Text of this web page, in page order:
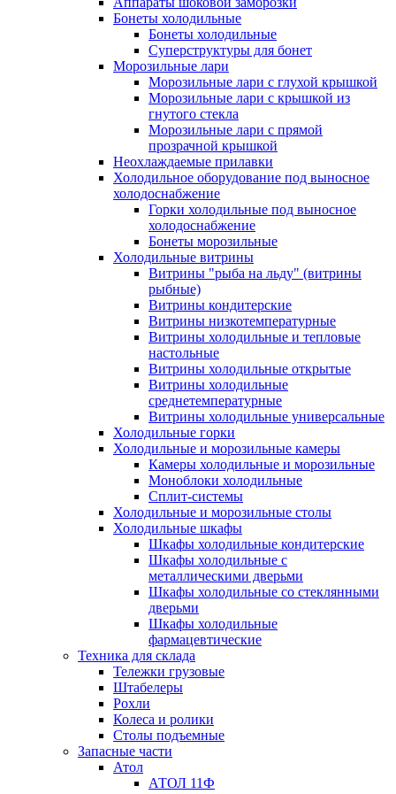
Бонеты холодильные
Бонеты холодильные
Суперструктуры для бонет
Морозильные лари
Морозильные лари с глухой крышкой
Морозильные лари с крышкой из
гнутого стекла
Морозильные лари с прямой
прозрачной крышкой
Неохлаждаемые прилавки
Холодильное оборудование под выносное
холодоснабжение
Горки холодильные под выносное
холодоснабжение
Бонеты морозильные
Холодильные витрины
Витрины "рыба на льду" (витрины
рыбные)
Витрины кондитерские
Витрины низкотемпературные
Витрины холодильные и тепловые
настольные
Витрины холодильные открытые
Витрины холодильные
среднетемпературные
Витрины холодильные универсальные
Холодильные горки
Холодильные и морозильные камеры
Камеры холодильные и морозильные
Моноблоки холодильные
Сплит-системы
Холодильные и морозильные столы
Холодильные шкафы
Шкафы холодильные кондитерские
Шкафы холодильные с
металлическими дверьми
Шкафы холодильные со стеклянными
дверьми
Шкафы холодильные
фармацевтические
Техника для склада
Тележки грузовые
Штабелеры
Рохли
Колеса и ролики
Столы подъемные
Запасные части
Атол
АТОЛ 11Ф